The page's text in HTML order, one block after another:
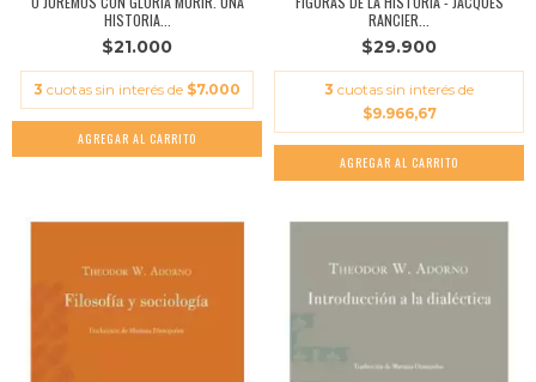
HISTORIA...
$21.000
3 cuotas sin interés de $7.000
RANCIER...
$29.900
3 cuotas sin interés de
$9.966,67